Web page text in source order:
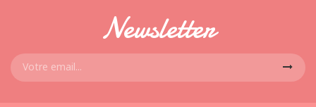
Newsletter